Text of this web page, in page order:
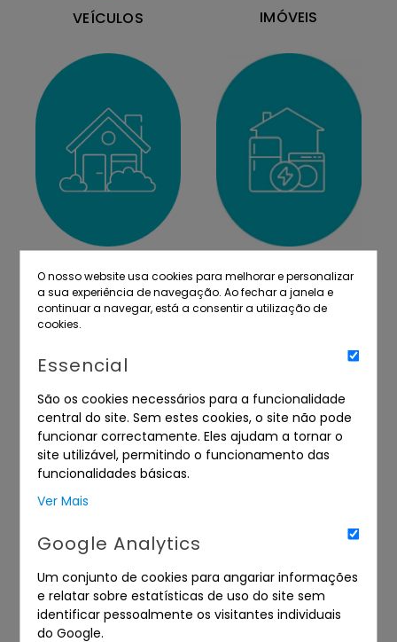
O nosso website usa cookies para melhorar e personalizar
a sua experiência de navegação. Ao fechar a janela e
continuar a navegar, está a consentir a utilização de
cookies.
Essencial
São os cookies necessários para a funcionalidade
central do site. Sem estes cookies, o site não pode
funcionar correctamente. Eles ajudam a tornar o
site utilizável, permitindo o funcionamento das
funcionalidades básicas.
Ver Mais
Google Analytics
Um conjunto de cookies para angariar informações
e relatar sobre estatísticas de uso do site sem
identificar pessoalmente os visitantes individuais
do Google.
VEÍCULOS IMÓVEIS
MOBILIÁRIO EQUIPAMENTOS